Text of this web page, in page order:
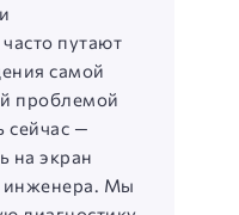
путают
самой
проблемой
сейчас —
на экран
инженера. Мы